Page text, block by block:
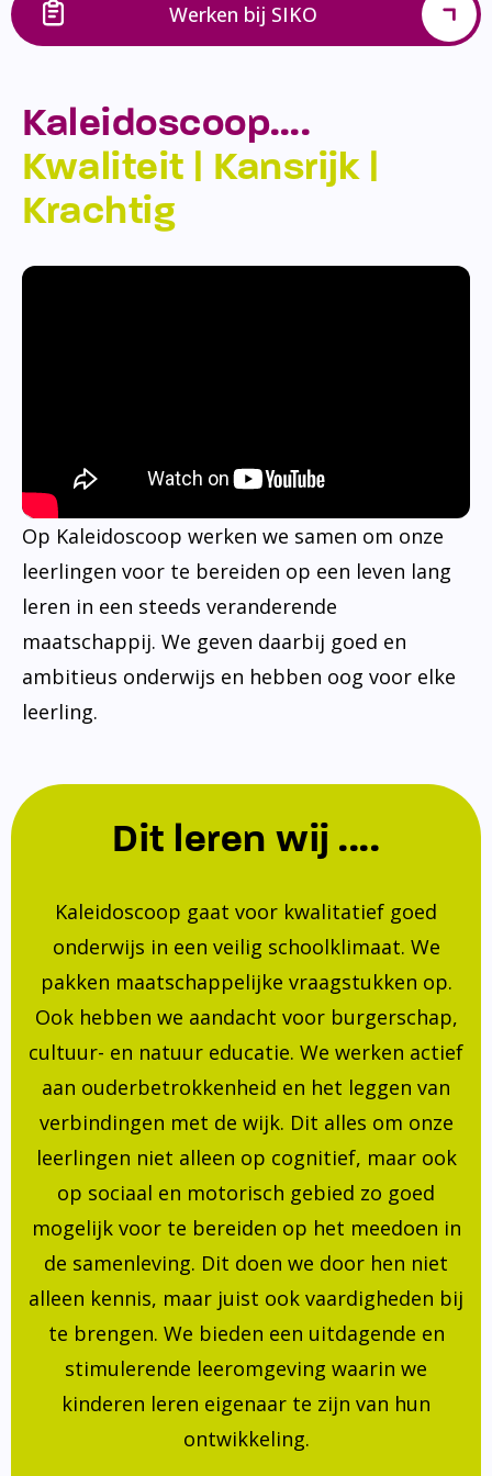
Werken bij SIKO
Kaleidoscoop….
Kwaliteit | Kansrijk |
Krachtig
Op Kaleidoscoop werken we samen om onze
leerlingen voor te bereiden op een leven lang
leren in een steeds veranderende
maatschappij. We geven daarbij goed en
ambitieus onderwijs en hebben oog voor elke
leerling.
Dit leren wij ....
Kaleidoscoop gaat voor kwalitatief goed
onderwijs in een veilig schoolklimaat. We
pakken maatschappelijke vraagstukken op.
Ook hebben we aandacht voor burgerschap,
cultuur- en natuur educatie. We werken actief
aan ouderbetrokkenheid en het leggen van
verbindingen met de wijk. Dit alles om onze
leerlingen niet alleen op cognitief, maar ook
op sociaal en motorisch gebied zo goed
mogelijk voor te bereiden op het meedoen in
de samenleving. Dit doen we door hen niet
alleen kennis, maar juist ook vaardigheden bij
te brengen. We bieden een uitdagende en
stimulerende leeromgeving waarin we
kinderen leren eigenaar te zijn van hun
ontwikkeling.